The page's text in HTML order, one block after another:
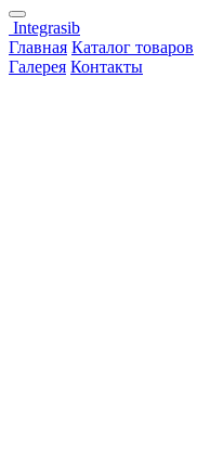
Integrasib
Главная Каталог товаров
Галерея Контакты